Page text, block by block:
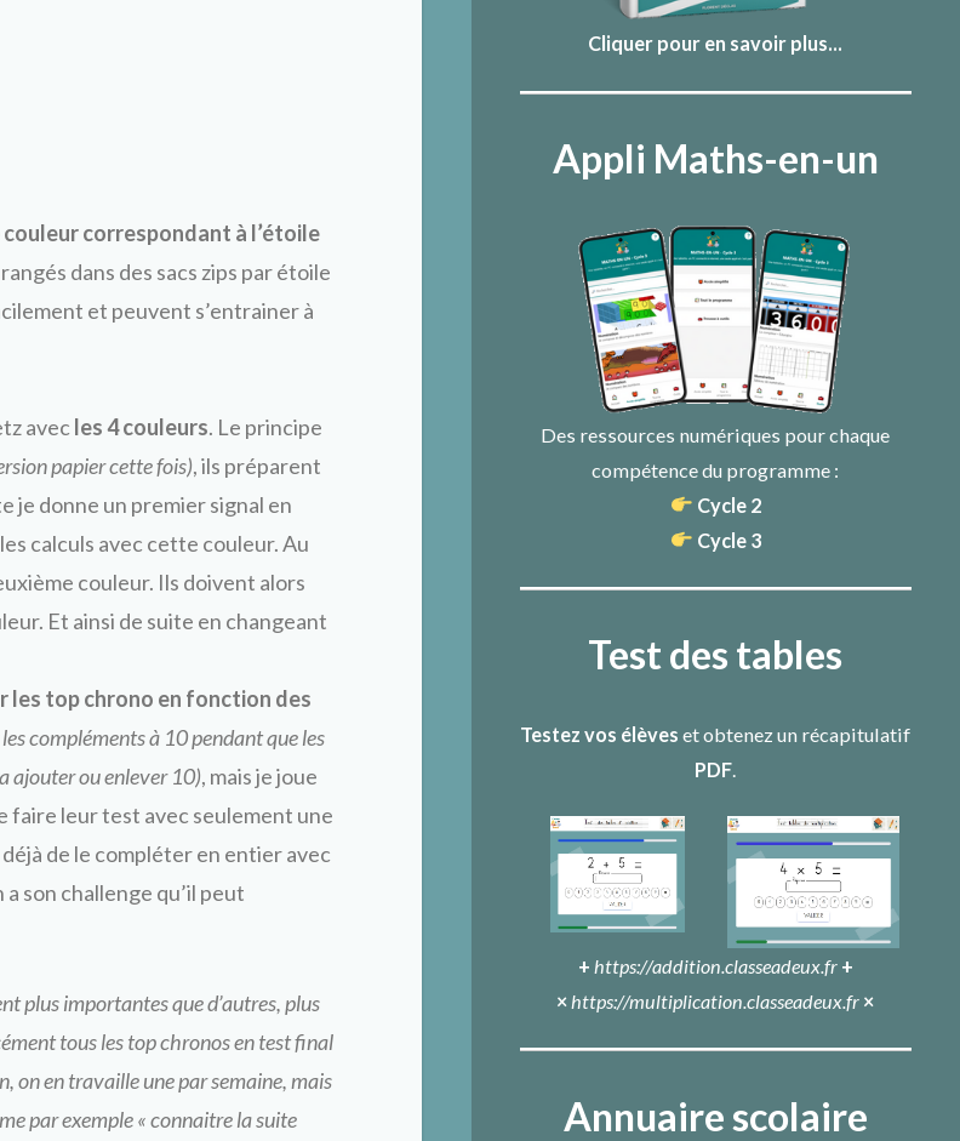
couleur correspondant à l’étoile
dans des sacs zips par étoile
et peuvent s’entrainer à
avec les 4 couleurs. Le principe
papier cette fois), ils préparent
je donne un premier signal en
calculs avec cette couleur. Au
couleur. Ils doivent alors
Et ainsi de suite en changeant
les top chrono en fonction des
compléments à 10 pendant que les
ajouter ou enlever 10), mais je joue
faire leur test avec seulement une
de le compléter en entier avec
son challenge qu’il peut
plus importantes que d’autres, plus
tous les top chronos en test final
on en travaille une par semaine, mais
par exemple « connaitre la suite
Cliquer pour en savoir plus...
Appli Maths-en-un
Des ressources numériques pour chaque
compétence du programme :
Cycle 2
Cycle 3
Test des tables
Testez vos élèves et obtenez un récapitulatif
PDF.
+ https://addition.classeadeux.fr +
×https://multiplication.classeadeux.fr ×
Annuaire scolaire